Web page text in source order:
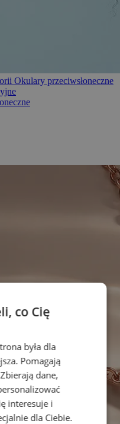
Okulary przeciwsłoneczne
co Cię
była dla
Pomagają
dane,
interesuje i
dla Ciebie.